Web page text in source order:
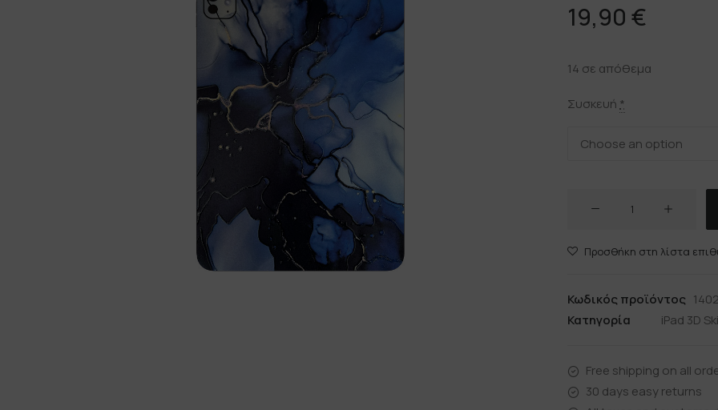
19,90 €
14 σε απόθεμα
Συσκευή *
Προσθήκη στη λίστα
Κωδικός προϊόντος
Κατηγορία
iPad 3D
Free shipping on all
30 days easy returns